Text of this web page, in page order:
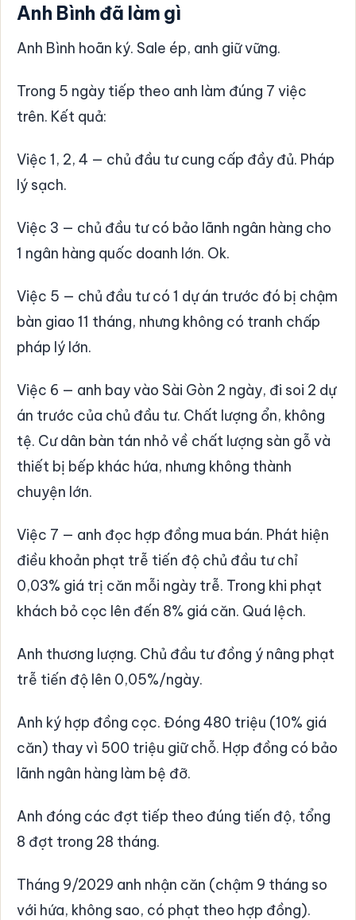
Anh Bình đã làm gì
Anh Bình hoãn ký. Sale ép, anh giữ vững.
Trong 5 ngày tiếp theo anh làm đúng 7 việc
trên. Kết quả:
Việc 1, 2, 4 — chủ đầu tư cung cấp đầy đủ. Pháp
lý sạch.
Việc 3 — chủ đầu tư có bảo lãnh ngân hàng cho
1 ngân hàng quốc doanh lớn. Ok.
Việc 5 — chủ đầu tư có 1 dự án trước đó bị chậm
bàn giao 11 tháng, nhưng không có tranh chấp
pháp lý lớn.
Việc 6 — anh bay vào Sài Gòn 2 ngày, đi soi 2 dự
án trước của chủ đầu tư. Chất lượng ổn, không
tệ. Cư dân bàn tán nhỏ về chất lượng sàn gỗ và
thiết bị bếp khác hứa, nhưng không thành
chuyện lớn.
Việc 7 — anh đọc hợp đồng mua bán. Phát hiện
điều khoản phạt trễ tiến độ chủ đầu tư chỉ
0,03% giá trị căn mỗi ngày trễ. Trong khi phạt
khách bỏ cọc lên đến 8% giá căn. Quá lệch.
Anh thương lượng. Chủ đầu tư đồng ý nâng phạt
trễ tiến độ lên 0,05%/ngày.
Anh ký hợp đồng cọc. Đóng 480 triệu (10% giá
căn) thay vì 500 triệu giữ chỗ. Hợp đồng có bảo
lãnh ngân hàng làm bệ đỡ.
Anh đóng các đợt tiếp theo đúng tiến độ, tổng
8 đợt trong 28 tháng.
Tháng 9/2029 anh nhận căn (chậm 9 tháng so
với hứa, không sao, có phạt theo hợp đồng).